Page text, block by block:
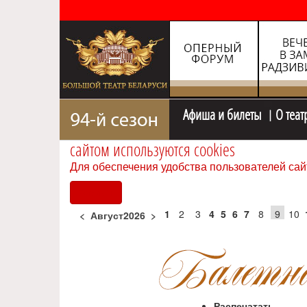
Афиша и билеты О
сайтом используются cookies
Для обеспечения удобства пользователей
< Август2026 > 1 2 3 4 5 6 7 8 9 10